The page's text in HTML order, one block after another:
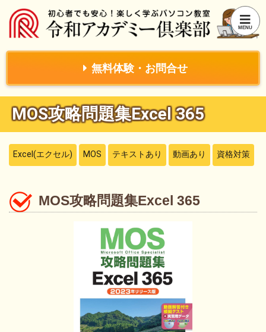
無料体験・お問合せ
MOS攻略問題集Excel 365
Excel(エクセル) MOS テキストあり 動画あり 資格対策
MOS攻略問題集Excel 365